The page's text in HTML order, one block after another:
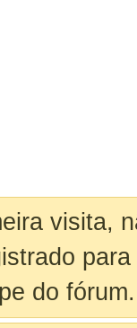
visita,
do fórum.